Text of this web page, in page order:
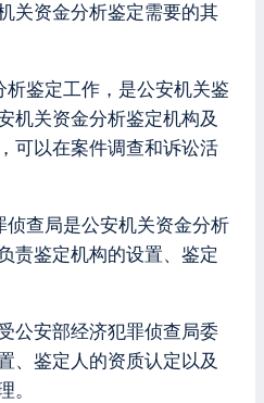
关资金分析鉴定需要的其
析鉴定工作，是公安机关鉴
机关资金分析鉴定机构及
可以在案件调查和诉讼活
侦查局是公安机关资金分析
责鉴定机构的设置、鉴定
公安部经济犯罪侦查局委
、鉴定人的资质认定以及
。